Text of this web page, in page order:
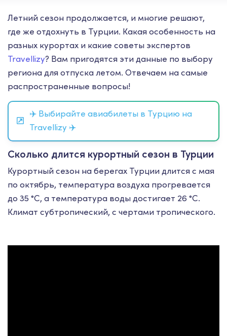
Летний сезон продолжается, и многие решают,
где же отдохнуть в Турции. Какая особенность на
разных курортах и какие советы экспертов
Travellizy? Вам пригодятся эти данные по выбору
региона для отпуска летом. Отвечаем на самые
распространенные вопросы!
✈️ Выбирайте авиабилеты в Турцию на
Travellizy ✈️
Сколько длится курортный сезон в Турции
Курортный сезон на берегах Турции длится с мая
по октябрь, температура воздуха прогревается
до 35 °C, а температура воды достигает 26 °C.
Климат субтропический, с чертами тропического.